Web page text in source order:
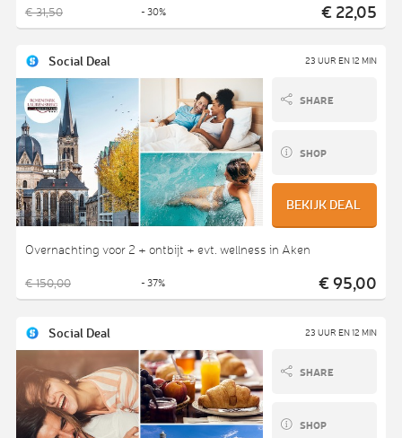
€ 31,50 - 30% € 22,05
Social Deal 23 UUR EN 12 MIN
SHARE
SHOP
BEKIJK DEAL
Overnachting voor 2 + ontbijt + evt. wellness in Aken
€ 150,00 - 37% € 95,00
Social Deal 23 UUR EN 12 MIN
SHARE
SHOP